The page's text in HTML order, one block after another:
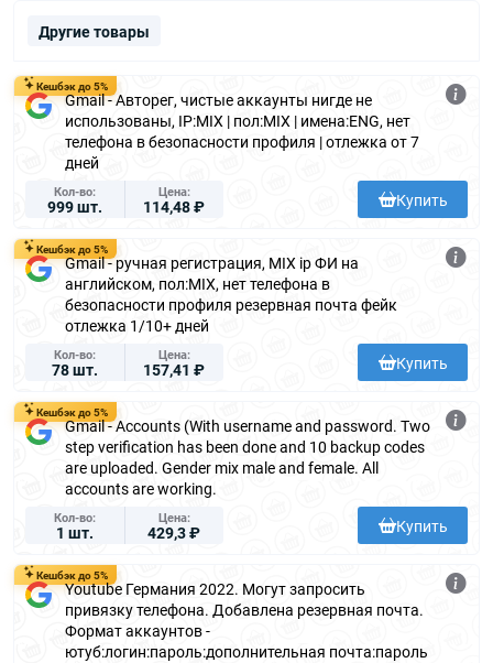
Другие товары
Кешбэк до 5%
Gmail - Авторег, чистые аккаунты нигде не
использованы, IP:MIX | пол:MIX | имена:ENG, нет
телефона в безопасности профиля | отлежка от 7
дней
Кол-во
999 шт.
Цена
114,48 ₽ Купить
Кешбэк до 5%
Gmail - ручная регистрация, MIX ip ФИ на
английском, пол:MIX, нет телефона в
безопасности профиля резервная почта фейк
отлежка 1/10+ дней
Кол-во
78 шт.
Цена
157,41 ₽ Купить
Кешбэк до 5%
Gmail - Accounts (With username and password. Two
step verification has been done and 10 backup codes
are uploaded. Gender mix male and female. All
accounts are working.
Кол-во
1 шт.
Цена
429,3 ₽ Купить
Кешбэк до 5%
Youtube Германия 2022. Могут запросить
привязку телефона. Добавлена резервная почта.
Формат аккаунтов -
ютуб:логин:пароль:дополнительная почта:пароль